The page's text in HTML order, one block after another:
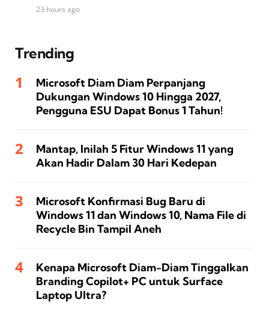
23 hours ago
Trending
Microsoft Diam Diam Perpanjang
Dukungan Windows 10 Hingga 2027,
Pengguna ESU Dapat Bonus 1 Tahun!
Mantap, Inilah 5 Fitur Windows 11 yang
Akan Hadir Dalam 30 Hari Kedepan
Microsoft Konfirmasi Bug Baru di
Windows 11 dan Windows 10, Nama File di
Recycle Bin Tampil Aneh
Kenapa Microsoft Diam-Diam Tinggalkan
Branding Copilot+ PC untuk Surface
Laptop Ultra?